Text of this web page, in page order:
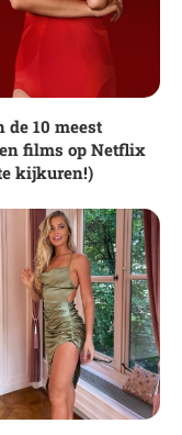
de 10 meest
films op Netflix
kijkuren!)